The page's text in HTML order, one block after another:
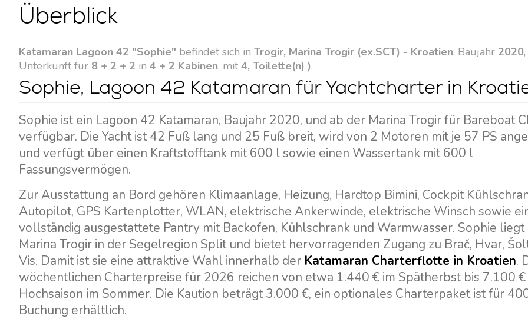
Überblick
Katamaran Lagoon 42 "Sophie" befindet sich in Trogir, Marina Trogir (ex.SCT) - Kroatien. Baujahr 2020
Unterkunft für 8 + 2 + 2 in 4 + 2 Kabinen, mit 4, Toilette(n) ).
Sophie, Lagoon 42 Katamaran für Yachtcharter in
Sophie ist ein Lagoon 42 Katamaran, Baujahr 2020, und ab der Marina Trogir für Bareboat
verfügbar. Die Yacht ist 42 Fuß lang und 25 Fuß breit, wird von 2 Motoren mit je 57 PS
und verfügt über einen Kraftstofftank mit 600 l sowie einen Wassertank mit 600 l
Fassungsvermögen.
Zur Ausstattung an Bord gehören Klimaanlage, Heizung, Hardtop Bimini, Cockpit
Autopilot, GPS Kartenplotter, WLAN, elektrische Ankerwinde, elektrische Winsch sowie
vollständig ausgestattete Pantry mit Backofen, Kühlschrank und Warmwasser. Sophie liegt
Marina Trogir in der Segelregion Split und bietet hervorragenden Zugang zu Brač, Hvar,
Vis. Damit ist sie eine attraktive Wahl innerhalb der Katamaran Charterflotte in Kroatien.
wöchentlichen Charterpreise für 2026 reichen von etwa 1.440 € im Spätherbst bis 7.100
Hochsaison im Sommer. Die Kaution beträgt 3.000 €, ein optionales Charterpaket ist für
Buchung erhältlich.